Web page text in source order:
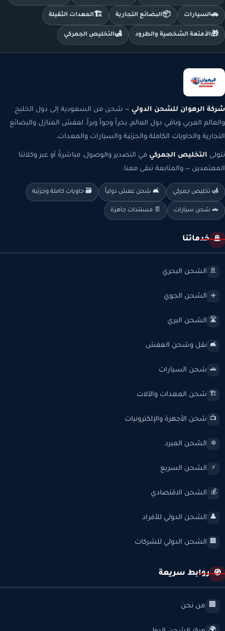
🚗السيارات 📦البضائع التجارية 🏗️المعدات الثقيلة
🎁الأمتعة الشخصية والطرود 🛃التخليص الجمركي
شركة الرهوان للشحن الدولي — شحن من السعودية إلى دول الخليج
والعالم العربي وباقي دول العالم، بحراً وجواً وبراً، لعفش المنازل والبضائع
التجارية والحاويات الكاملة والجزئية والسيارات والمعدات.
نتولى التخليص الجمركي في التصدير والوصول، مباشرةً أو عبر وكلائنا
المعتمدين — والمتابعة تبقى معنا.
🛃 تخليص جمركي 🛋️ شحن عفش دولياً 🗃️ حاويات كاملة وجزئية
🚗 شحن سيارات 📄 مستندات جاهزة
🚢 خدماتنا
🚢 الشحن البحري
✈️ الشحن الجوي
🛣️ الشحن البري
🛋️ نقل وشحن العفش
🚗 شحن السيارات
🏗️ شحن المعدات والآلات
📺 شحن الأجهزة والإلكترونيات
❄️ الشحن المبرد
⚡ الشحن السريع
💰 الشحن الاقتصادي
👤 الشحن الدولي للأفراد
🏢 الشحن الدولي للشركات
🧭 روابط سريعة
🏢 من نحن